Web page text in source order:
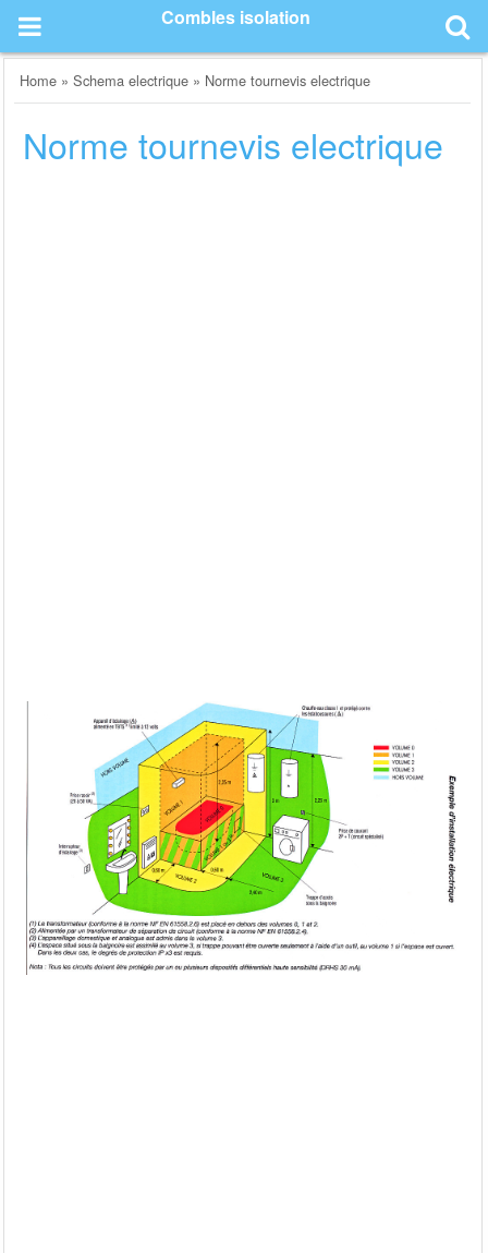
content
Combles isolation
Home »Schema electrique » Norme tournevis electrique
Norme tournevis electrique